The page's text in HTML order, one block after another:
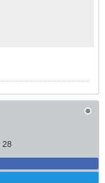
28